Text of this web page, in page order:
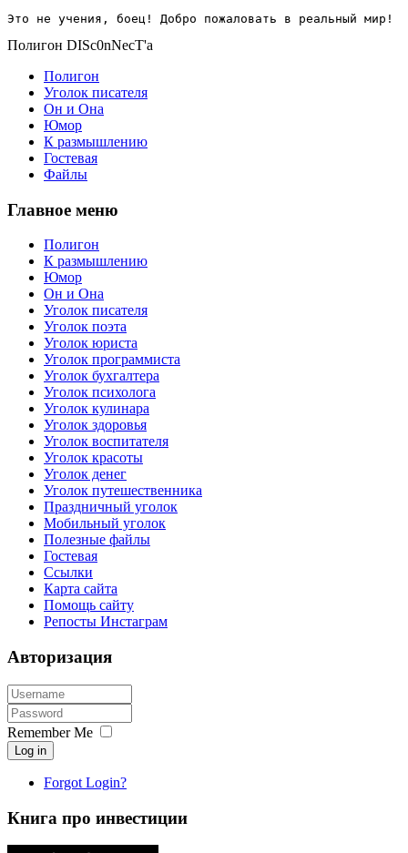
Это не учения, боец! Добро пожаловать в реальный мир!
Полигон DISc0nNecT'a
Полигон
Уголок писателя
Он и Она
Юмор
К размышлению
Гостевая
Файлы
Главное меню
Полигон
К размышлению
Юмор
Он и Она
Уголок писателя
Уголок поэта
Уголок юриста
Уголок программиста
Уголок бухгалтера
Уголок психолога
Уголок кулинара
Уголок здоровья
Уголок воспитателя
Уголок красоты
Уголок денег
Уголок путешественника
Праздничный уголок
Мобильный уголок
Полезные файлы
Гостевая
Ссылки
Карта сайта
Помощь сайту
Репосты Инстаграм
Авторизация
Remember Me
Log in
Forgot Login?
Книга про инвестиции